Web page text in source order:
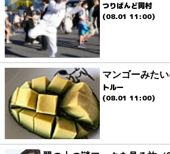
つりばんど岡村
(08.01 11:00)
マンゴーみた
トルー
(08.01 11:00)